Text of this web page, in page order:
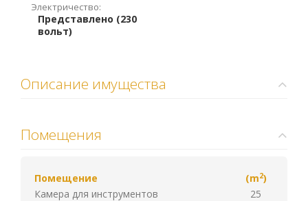
Электричество:
Представлено (230
вольт)
Описание имущества
Помещения
Помещение (m2)
Камера для инструментов
25